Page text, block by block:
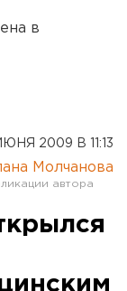
в
2009 В 11:13
Молчанова